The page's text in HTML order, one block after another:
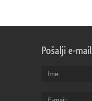
Pošalji e-mail
Ime